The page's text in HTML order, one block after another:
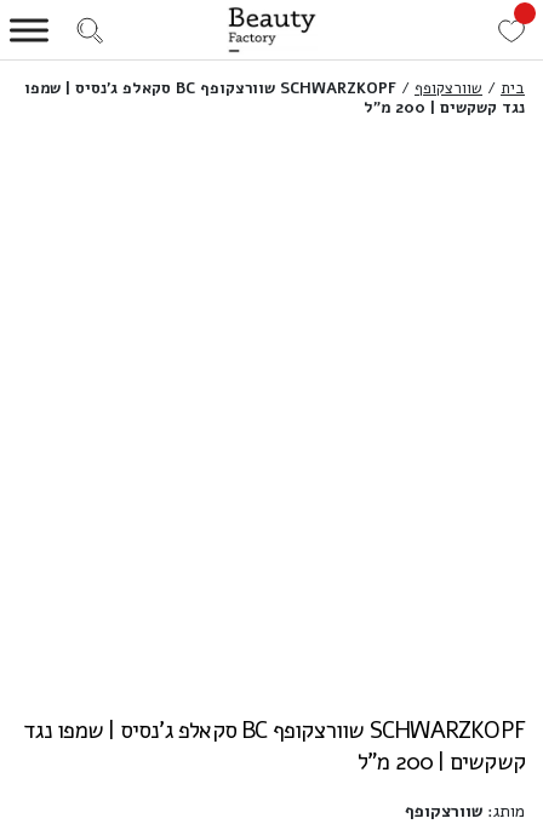
בית / שוורצקופף /
SCHWARZKOPF שוורצקופף BC סקאלפ ג’נסיס | שמפו
נגד קשקשים | 200 מ”ל
SCHWARZKOPF שוורצקופף BC סקאלפ ג'נסיס | שמפו נגד
קשקשים | 200 מ"ל
מותג: שוורצקופף